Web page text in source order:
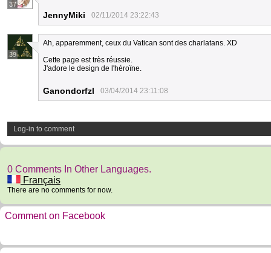
37
JennyMiki 02/11/2014 23:22:43
39
Ah, apparemment, ceux du Vatican sont des charlatans. XD
Cette page est très réussie.
J'adore le design de l'héroïne.
Ganondorfzl 03/04/2014 23:11:08
Log-in to comment
0 Comments In Other Languages.
Français
There are no comments for now.
Comment on Facebook